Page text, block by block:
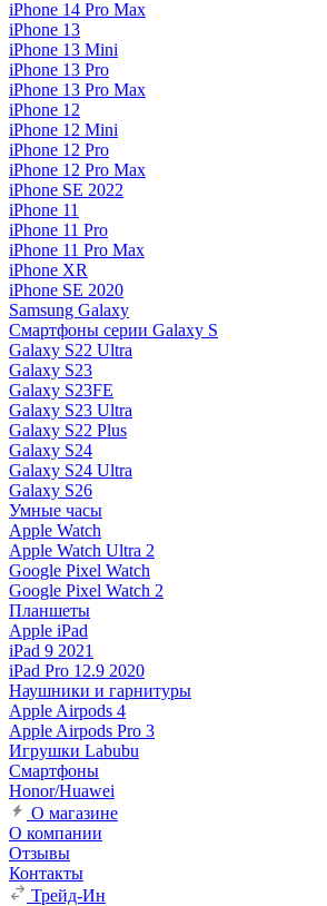
iPhone 14 Pro Max
iPhone 13
iPhone 13 Mini
iPhone 13 Pro
iPhone 13 Pro Max
iPhone 12
iPhone 12 Mini
iPhone 12 Pro
iPhone 12 Pro Max
iPhone SE 2022
iPhone 11
iPhone 11 Pro
iPhone 11 Pro Max
iPhone XR
iPhone SE 2020
Samsung Galaxy
Смартфоны серии Galaxy S
Galaxy S22 Ultra
Galaxy S23
Galaxy S23FE
Galaxy S23 Ultra
Galaxy S22 Plus
Galaxy S24
Galaxy S24 Ultra
Galaxy S26
Умные часы
Apple Watch
Apple Watch Ultra 2
Google Pixel Watch
Google Pixel Watch 2
Планшеты
Apple iPad
iPad 9 2021
iPad Pro 12.9 2020
Наушники и гарнитуры
Apple Airpods 4
Apple Airpods Pro 3
Игрушки Labubu
Смартфоны
Honor/Huawei
О магазине
О компании
Отзывы
Контакты
Трейд-Ин